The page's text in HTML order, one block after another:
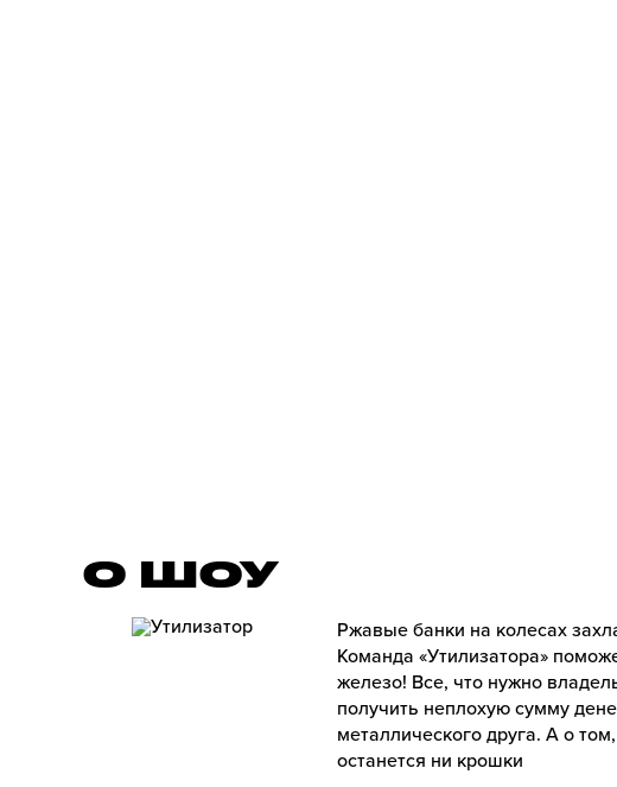
О ШОУ
Ржавые банки на колесах
Команда «Утилизатора»
железо! Все, что нужно
получить неплохую сумму
металлического друга. А о
останется ни крошки